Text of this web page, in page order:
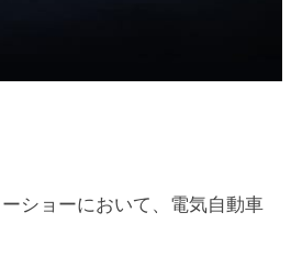
ショーにおいて、電気自動車